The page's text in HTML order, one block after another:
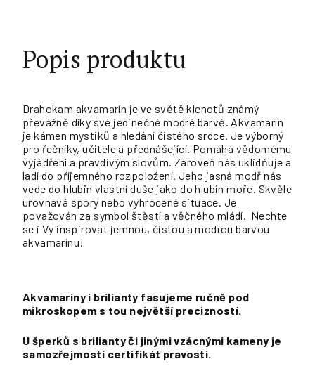
Popis produktu
Drahokam akvamarín je ve světě klenotů známý
převážně díky své jedinečné modré barvě. Akvamarín
je kámen mystiků a hledání čistého srdce. Je výborný
pro řečníky, učitele a přednášející. Pomáhá vědomému
vyjádření a pravdivým slovům. Zároveň nás uklidňuje a
ladí do příjemného rozpoložení. Jeho jasná modř nás
vede do hlubin vlastní duše jako do hlubin moře. Skvěle
urovnavá spory nebo vyhrocené situace. Je
považován za symbol štěstí a věčného mládí. Nechte
se i Vy inspirovat jemnou, čistou a modrou barvou
akvamarínu!
Akvamaríny i brilianty fasujeme ručně pod
mikroskopem s tou největší precizností.
U šperků s brilianty či jinými vzácnými kameny je
samozřejmostí certifikát pravosti.